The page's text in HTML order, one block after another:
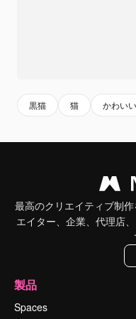
黒猫 猫 かわい
最高のクリエイティブ制
エイター、企業、代理店
製品
Spaces